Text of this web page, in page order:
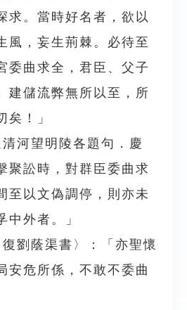
求。當時好名者，欲以
風，妄生荊棘。必待至
委曲求全，君臣、父子
建儲流弊無所以至，所
矣！」
河望明陵各題句．慶
聚訟時，對群臣委曲求
至以文偽調停，則亦未
中外者。」
劉蔭渠書〉：「亦聖懷
安危所係，不敢不委曲